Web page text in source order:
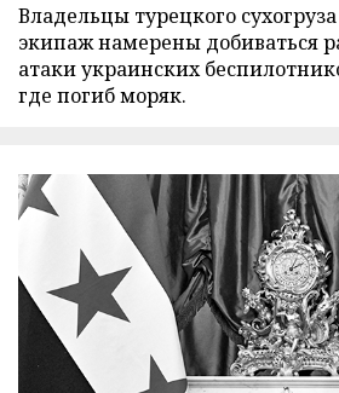
Владельцы турецкого
экипаж намерены добиваться
атаки украинских
где погиб моряк.